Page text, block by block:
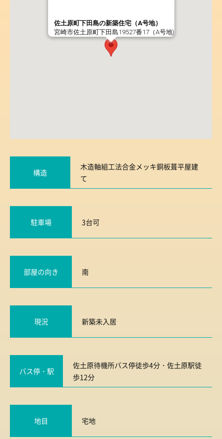
佐土原町下田島の新築住宅（A号地）
宮崎市佐土原町下田島19527番17（A号地)
構造
木造軸組工法合金メッキ銅板葺平屋建
て
駐車場 3台可
部屋の向き 南
現況 新築未入居
バス停・駅
佐土原待機所バス停徒歩4分・佐土原駅徒
歩12分
地目 宅地